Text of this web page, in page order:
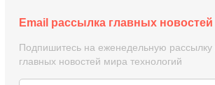
Email рассылка главных новостей
Подпишитесь на еженедельную рассылку
главных новостей мира технологий